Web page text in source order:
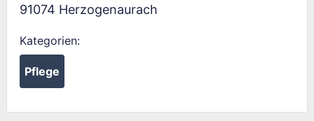
91074 Herzogenaurach
Kategorien:
Pflege